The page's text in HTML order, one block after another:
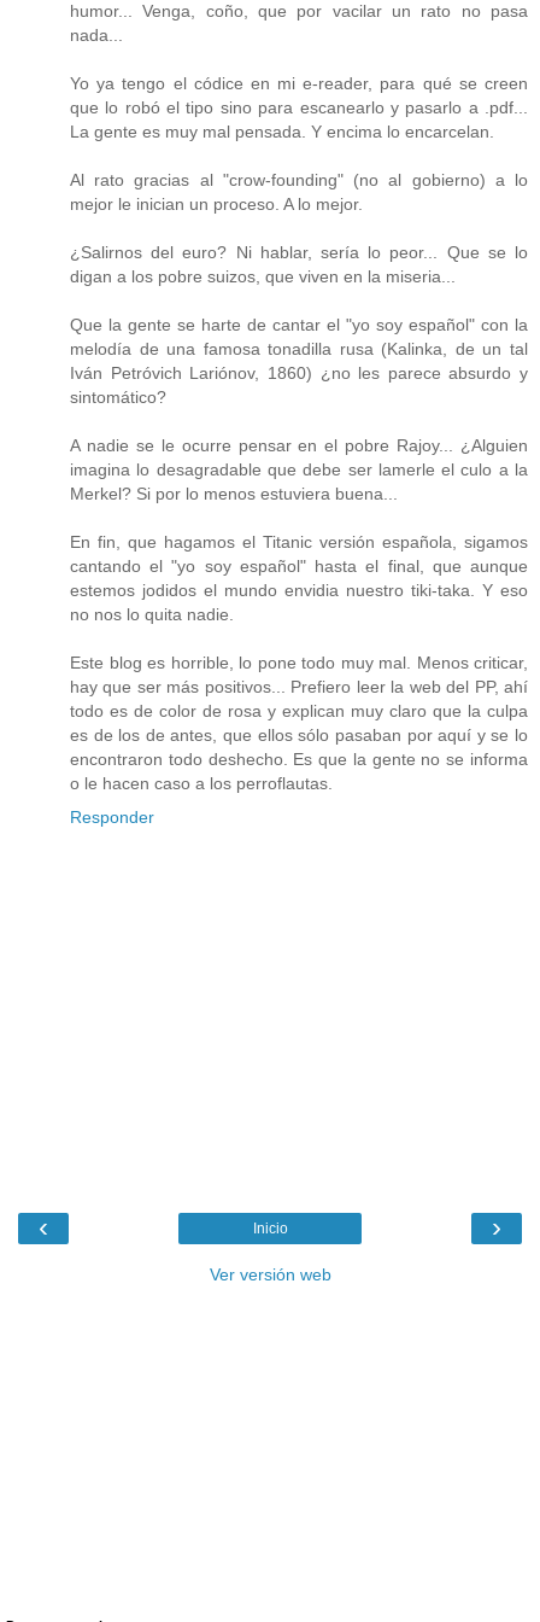
humor... Venga, coño, que por vacilar un rato no pasa
nada...
Yo ya tengo el códice en mi e-reader, para qué se creen
que lo robó el tipo sino para escanearlo y pasarlo a .pdf...
La gente es muy mal pensada. Y encima lo encarcelan.
Al rato gracias al "crow-founding" (no al gobierno) a lo
mejor le inician un proceso. A lo mejor.
¿Salirnos del euro? Ni hablar, sería lo peor... Que se lo
digan a los pobre suizos, que viven en la miseria...
Que la gente se harte de cantar el "yo soy español" con la
melodía de una famosa tonadilla rusa (Kalinka, de un tal
Iván Petróvich Lariónov, 1860) ¿no les parece absurdo y
sintomático?
A nadie se le ocurre pensar en el pobre Rajoy... ¿Alguien
imagina lo desagradable que debe ser lamerle el culo a la
Merkel? Si por lo menos estuviera buena...
En fin, que hagamos el Titanic versión española, sigamos
cantando el "yo soy español" hasta el final, que aunque
estemos jodidos el mundo envidia nuestro tiki-taka. Y eso
no nos lo quita nadie.
Este blog es horrible, lo pone todo muy mal. Menos criticar,
hay que ser más positivos... Prefiero leer la web del PP, ahí
todo es de color de rosa y explican muy claro que la culpa
es de los de antes, que ellos sólo pasaban por aquí y se lo
encontraron todo deshecho. Es que la gente no se informa
o le hacen caso a los perroflautas.
Responder
‹ ›
Inicio
Ver versión web